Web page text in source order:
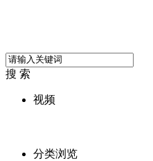
搜 索
视频
分类浏览